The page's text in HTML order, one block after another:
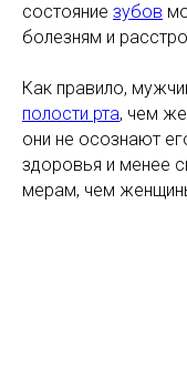
состояние зубов
болезням и
Как правило,
полости рта, чем
они не осознают
здоровья и менее
мерам, чем